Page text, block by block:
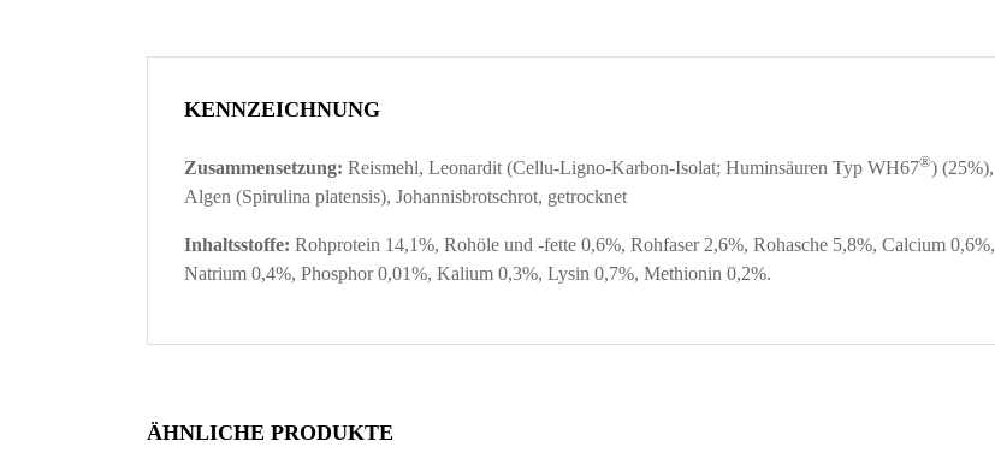
KENNZEICHNUNG
Zusammensetzung: Reismehl, Leonardit (Cellu-Ligno-Karbon-Isolat; Huminsäuren Typ WH67®) (25%),
Algen (Spirulina platensis), Johannisbrotschrot, getrocknet
Inhaltsstoffe: Rohprotein 14,1%, Rohöle und -fette 0,6%, Rohfaser 2,6%, Rohasche 5,8%, Calcium 0,6%,
Natrium 0,4%, Phosphor 0,01%, Kalium 0,3%, Lysin 0,7%, Methionin 0,2%.
ÄHNLICHE PRODUKTE